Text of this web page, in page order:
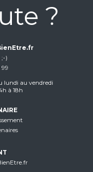
?
;-)
lundi au vendredi
à 18h